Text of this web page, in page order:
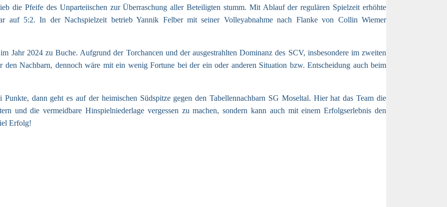
die Pfeife des Unparteiischen zur Überraschung aller Beteiligten stumm. Mit Ablauf der regulären Spielzeit erhöhte
auf 5:2. In der Nachspielzeit betrieb Yannik Felber mit seiner Volleyabnahme nach Flanke von Collin Wiemer
Jahr 2024 zu Buche. Aufgrund der Torchancen und der ausgestrahlten Dominanz des SCV, insbesondere im zweiten
den Nachbarn, dennoch wäre mit ein wenig Fortune bei der ein oder anderen Situation bzw. Entscheidung auch beim
dann geht es auf der heimischen Südspitze gegen den Tabellennachbarn SG Moseltal. Hier hat das Team die
und die vermeidbare Hinspielniederlage vergessen zu machen, sondern kann auch mit einem Erfolgserlebnis den
Erfolg!